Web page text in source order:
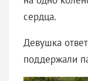
сердца.
Девушка
поддержали